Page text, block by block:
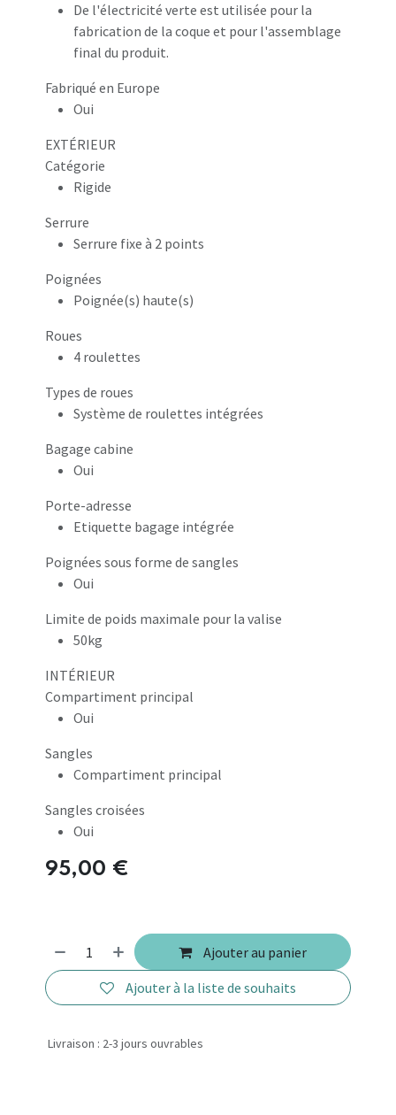
De l'électricité verte est utilisée pour la
fabrication de la coque et pour l'assemblage
final du produit.
Fabriqué en Europe
Oui
EXTÉRIEUR
Catégorie
Rigide
Serrure
Serrure fixe à 2 points
Poignées
Poignée(s) haute(s)
Roues
4 roulettes
Types de roues
Système de roulettes intégrées
Bagage cabine
Oui
Porte-adresse
Etiquette bagage intégrée
Poignées sous forme de sangles
Oui
Limite de poids maximale pour la valise
50kg
INTÉRIEUR
Compartiment principal
Oui
Sangles
Compartiment principal
Sangles croisées
Oui
95,00 €
Ajouter au panier
Ajouter à la liste de souhaits
Livraison : 2-3 jours ouvrables